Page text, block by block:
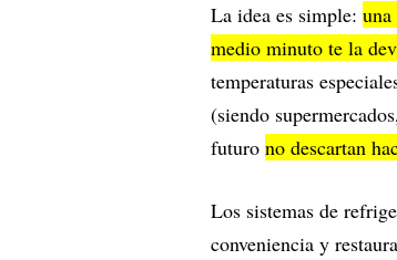
La idea es simple:
medio minuto te la
temperaturas
(siendo
futuro no descartan
Los sistemas de
conveniencia y